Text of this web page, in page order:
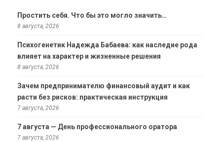
Простить себя. Что бы это могло значить…
8 августа, 2026
Психогенетик Надежда Бабаева: как наследие рода
влияет на характер и жизненные решения
8 августа, 2026
Зачем предпринимателю финансовый аудит и как
расти без рисков: практическая инструкция
7 августа, 2026
7 августа — День профессионального оратора
7 августа, 2026